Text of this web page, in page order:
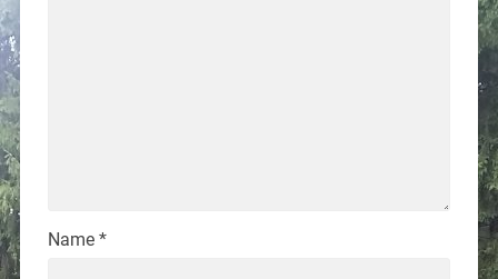
Name *